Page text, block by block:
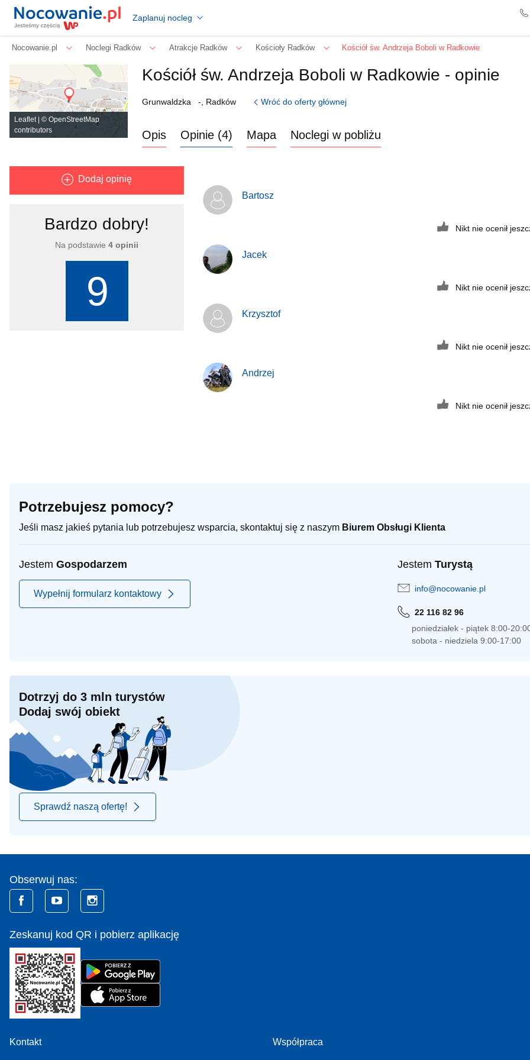
Zaplanuj nocleg
Nocowanie.pl Noclegi Radków Atrakcje Radków Kościoły Radków Kościół św. Andrzeja Boboli w Radkowie
Leaflet| © OpenStreetMap
contributors
Kościół św. Andrzeja Boboli w Radkowie - opinie
Grunwaldzka -, Radków Wróć do oferty głównej
Opis Opinie (4) Mapa Noclegi w pobliżu
Dodaj opinię
Bardzo dobry!
Na podstawie4 opinii
9
Bartosz
Nikt nie ocenił
Jacek
Nikt nie ocenił
Krzysztof
Nikt nie ocenił
Andrzej
Nikt nie ocenił
Potrzebujesz pomocy?
Jeśli masz jakieś pytania lub potrzebujesz wsparcia, skontaktuj się z naszym Biurem Obsługi Klienta
Jestem Gospodarzem
Wypełnij formularz kontaktowy
Jestem Turystą
info@nocowanie.pl
22 116 82 96
poniedziałek - piątek 8:00-
sobota - niedziela 9:00-17:00
Dotrzyj do 3 mln turystów
Dodaj swój obiekt
Sprawdź naszą ofertę!
Obserwuj nas:
Zeskanuj kod QR i pobierz aplikację
Kontakt Współpraca